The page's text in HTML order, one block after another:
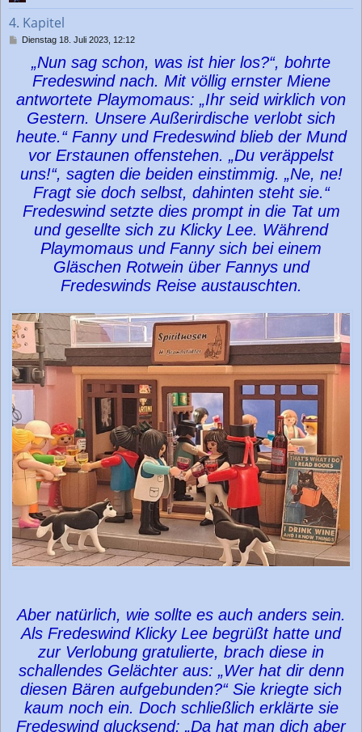
4. Kapitel
B
a
Dienstag 18. Juli 2023, 12:12
„Nun sag schon, was ist hier los?“, bohrte
Fredeswind nach. Mit völlig ernster Miene
antwortete Playmomaus: „Ihr seid wirklich von
Gestern. Unsere Außerirdische verlobt sich
heute.“ Fanny und Fredeswind blieb der Mund
vor Erstaunen offenstehen. „Du veräppelst
uns!“, sagten die beiden einstimmig. „Ne, ne!
Fragt sie doch selbst, dahinten steht sie.“
Fredeswind setzte dies prompt in die Tat um
und gesellte sich zu Klicky Lee. Während
Playmomaus und Fanny sich bei einem
Gläschen Rotwein über Fannys und
Fredeswinds Reise austauschten.
Aber natürlich, wie sollte es auch anders sein.
Als Fredeswind Klicky Lee begrüßt hatte und
zur Verlobung gratulierte, brach diese in
schallendes Gelächter aus: „Wer hat dir denn
diesen Bären aufgebunden?“ Sie kriegte sich
kaum noch ein. Doch schließlich erklärte sie
Fredeswind glucksend: „Da hat man dich aber